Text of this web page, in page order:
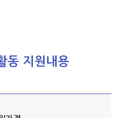
동 지원내용